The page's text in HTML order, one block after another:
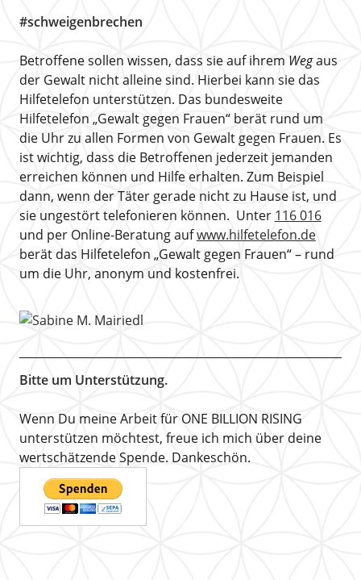
#schweigenbrechen
Betroffene sollen wissen, dass sie auf ihrem Wegaus
der Gewalt nicht alleine sind. Hierbei kann sie das
Hilfetelefon unterstützen. Das bundesweite
Hilfetelefon „Gewalt gegen Frauen“ berät rund um
die Uhr zu allen Formen von Gewalt gegen Frauen. Es
ist wichtig, dass die Betroffenen jederzeit jemanden
erreichen können und Hilfe erhalten. Zum Beispiel
dann, wenn der Täter gerade nicht zu Hause ist, und
sie ungestört telefonieren können. Unter 116 016
und per Online-Beratung aufwww.hilfetelefon.de
berät das Hilfetelefon „Gewalt gegen Frauen“ – rund
um die Uhr, anonym und kostenfrei.
Bitte um Unterstützung.
Wenn Du meine Arbeit für ONE BILLION RISING
unterstützen möchtest, freue ich mich über deine
wertschätzende Spende. Dankeschön.